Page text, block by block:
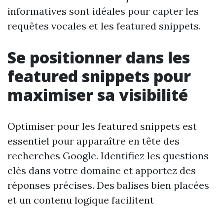
informatives sont idéales pour capter les
requêtes vocales et les featured snippets.
Se positionner dans les
featured snippets pour
maximiser sa visibilité
Optimiser pour les featured snippets est
essentiel pour apparaître en tête des
recherches Google. Identifiez les questions
clés dans votre domaine et apportez des
réponses précises. Des balises bien placées
et un contenu logique facilitent